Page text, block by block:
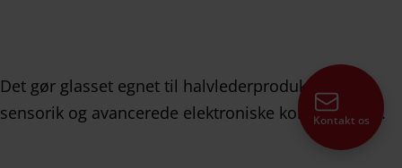
Det gør glasset egnet til halvlederproduktion,
sensorik og avancerede elektroniske komponenter.
Kontakt os